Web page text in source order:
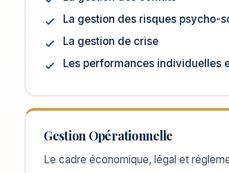
La gestion des risques psycho-
La gestion de crise
Les performances individuelles
Gestion Opérationnelle
Le cadre économique, légal et